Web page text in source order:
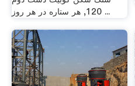
120, هر ستاره در هر روز ...